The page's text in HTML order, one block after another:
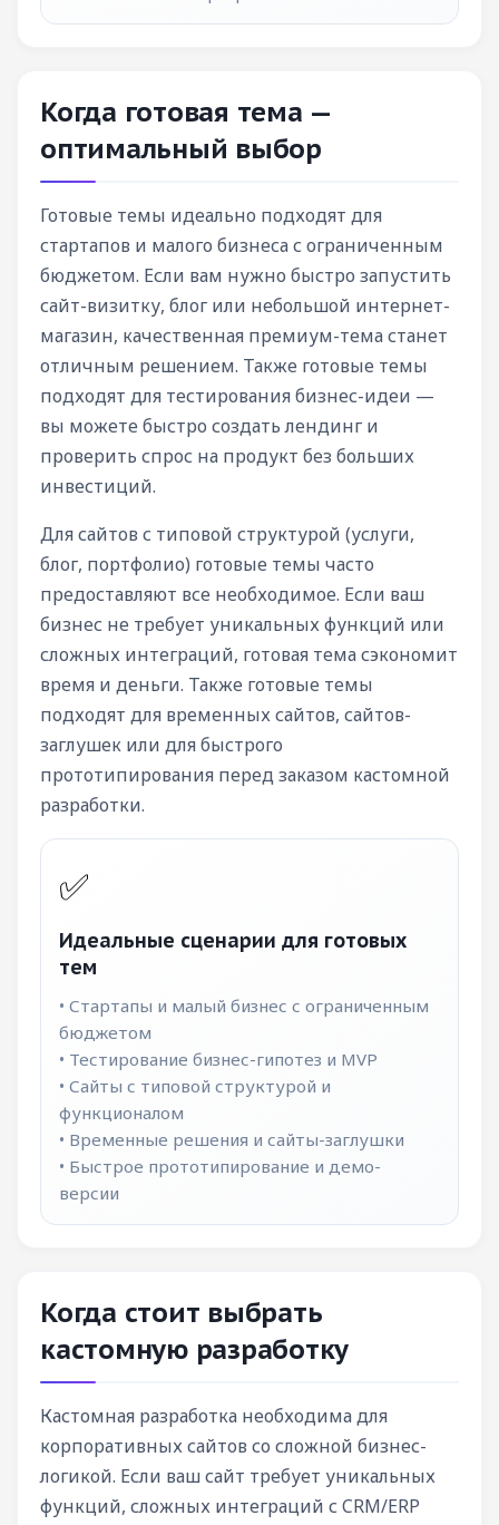
Когда готовая тема —
оптимальный выбор
Готовые темы идеально подходят для
стартапов и малого бизнеса с ограниченным
бюджетом. Если вам нужно быстро запустить
сайт-визитку, блог или небольшой интернет-
магазин, качественная премиум-тема станет
отличным решением. Также готовые темы
подходят для тестирования бизнес-идеи —
вы можете быстро создать лендинг и
проверить спрос на продукт без больших
инвестиций.
Для сайтов с типовой структурой (услуги,
блог, портфолио) готовые темы часто
предоставляют все необходимое. Если ваш
бизнес не требует уникальных функций или
сложных интеграций, готовая тема сэкономит
время и деньги. Также готовые темы
подходят для временных сайтов, сайтов-
заглушек или для быстрого
прототипирования перед заказом кастомной
разработки.
✅
Идеальные сценарии для готовых
тем
• Стартапы и малый бизнес с ограниченным
бюджетом
• Тестирование бизнес-гипотез и MVP
• Сайты с типовой структурой и
функционалом
• Временные решения и сайты-заглушки
• Быстрое прототипирование и демо-
версии
Когда стоит выбрать
кастомную разработку
Кастомная разработка необходима для
корпоративных сайтов со сложной бизнес-
логикой. Если ваш сайт требует уникальных
функций, сложных интеграций с CRM/ERP